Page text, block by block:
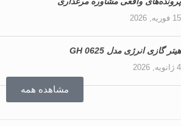
15 فوریه, 2026
هیتر گازی انرژی مدل GH 0625
4 ژانویه, 2026
مشاهده همه